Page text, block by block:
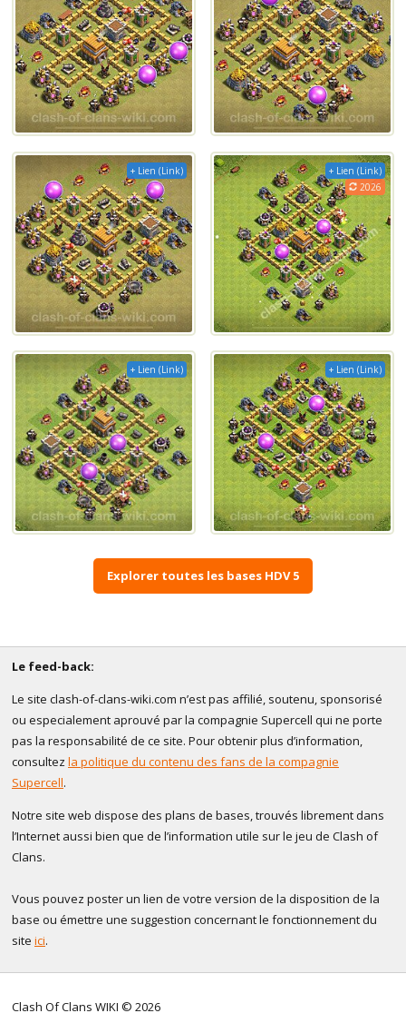
+ Lien (Link)
+ Lien (Link)
2026
+ Lien (Link) + Lien (Link)
Explorer toutes les bases HDV 5
Le feed-back:
Le site clash-of-clans-wiki.com n’est pas affilié, soutenu, sponsorisé
ou especialement aprouvé par la compagnie Supercell qui ne porte
pas la responsabilité de ce site. Pour obtenir plus d’information,
consultez la politique du contenu des fans de la compagnie
Supercell.
Notre site web dispose des plans de bases, trouvés librement dans
l’Internet aussi bien que de l’information utile sur le jeu de Clash of
Clans.
Vous pouvez poster un lien de votre version de la disposition de la
base ou émettre une suggestion concernant le fonctionnement du
site ici.
Clash Of Clans WIKI © 2026